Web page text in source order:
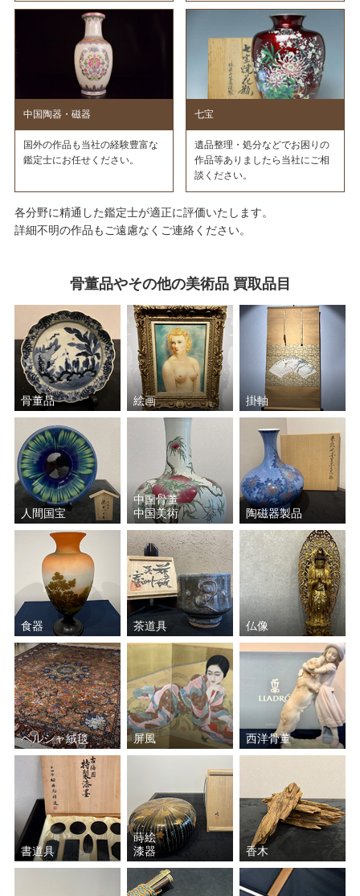
中国陶器・磁器
国外の作品も当社の経験豊富な
鑑定士にお任せください。
七宝
遺品整理・処分などでお困りの
作品等ありましたら当社にご相
談ください。
各分野に精通した鑑定士が適正に評価いたします。
詳細不明の作品もご遠慮なくご連絡ください。
骨董品やその他の美術品 買取品目
骨董品 絵画 掛軸
人間国宝
中国骨董
中国美術
陶磁器製品
食器 茶道具 仏像
ペルシャ絨毯 屏風 西洋骨董
書道具
蒔絵
漆器
香木